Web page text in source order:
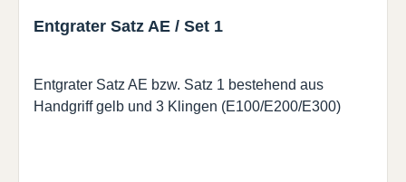
Entgrater Satz AE / Set 1
Entgrater Satz AE bzw. Satz 1 bestehend aus
Handgriff gelb und 3 Klingen (E100/E200/E300)